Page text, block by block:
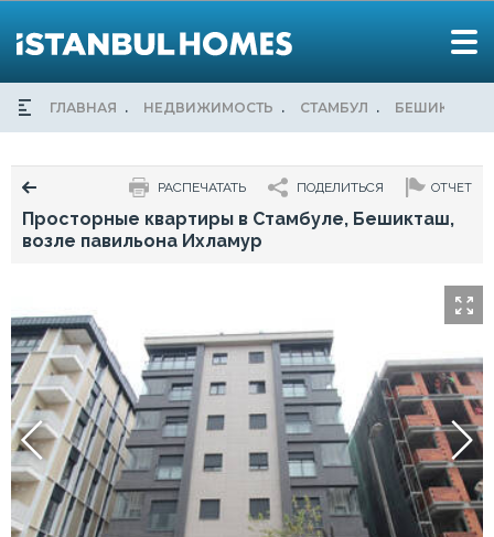
ГЛАВНАЯ НЕДВИЖИМОСТЬ СТАМБУЛ БЕШИКТАШ
ОТЧЕТ
ПОДЕЛИТЬСЯ
РАСПЕЧАТАТЬ
Просторные квартиры в Стамбуле, Бешикташ,
возле павильона Ихламур